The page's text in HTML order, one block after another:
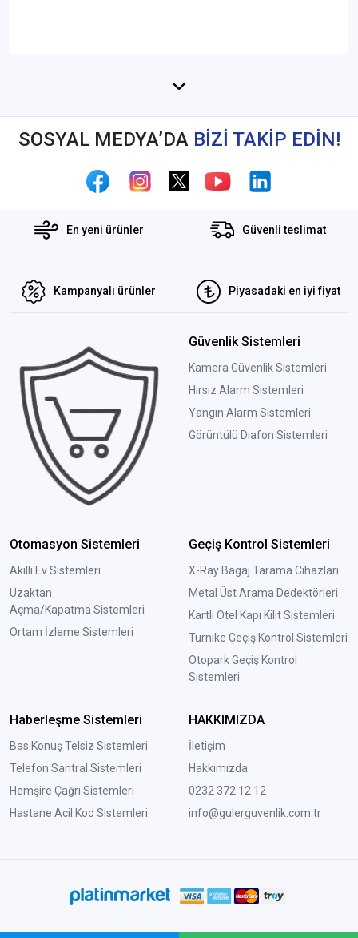
SOSYAL MEDYA’DA BİZİ TAKİP EDİN!
En yeni ürünler Güvenli teslimat
Kampanyalı ürünler Piyasadaki en iyi fiyat
Güvenlik Sistemleri
Kamera Güvenlik Sistemleri
Hırsız Alarm Sistemleri
Yangın Alarm Sistemleri
Görüntülü Diafon Sistemleri
Otomasyon Sistemleri
Akıllı Ev Sistemleri
Uzaktan
Açma/Kapatma Sistemleri
Ortam İzleme Sistemleri
Geçiş Kontrol Sistemleri
X-Ray Bagaj Tarama Cihazları
Metal Üst Arama Dedektörleri
Kartlı Otel Kapı Kilit Sistemleri
Turnike Geçiş Kontrol Sistemleri
Otopark Geçiş Kontrol
Sistemleri
Haberleşme Sistemleri
Bas Konuş Telsiz Sistemleri
Telefon Santral Sistemleri
Hemşire Çağrı Sistemleri
Hastane Acil Kod Sistemleri
HAKKIMIZDA
İletişim
Hakkımızda
0232 372 12 12
info@gulerguvenlik.com.tr